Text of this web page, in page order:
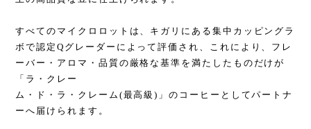
すべてのマイクロロットは、キガリにある集中カッピングラ
ボで認定Qグレーダーによって評価され、これにより、フレ
ーバー・アロマ・品質の厳格な基準を満たしたものだけが
「ラ・クレー
ム・ド・ラ・クレーム(最高級)」のコーヒーとしてパートナ
ーへ届けられます。